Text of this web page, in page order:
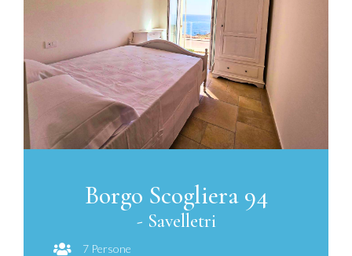
Borgo Scogliera 94
- Savelletri
7 Persone